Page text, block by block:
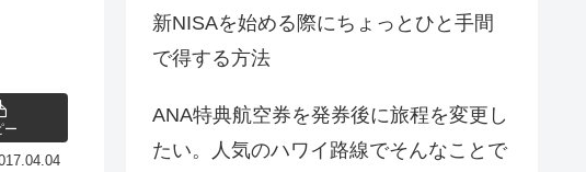
ー
新NISAを始める際にちょっとひと手間
で得する方法
ANA特典航空券を発券後に旅程を変更し
たい。人気のハワイ路線でそんなことで